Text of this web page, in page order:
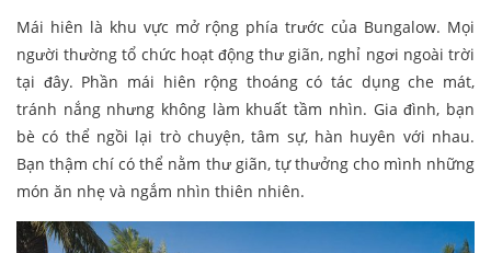
Mái hiên là khu vực mở rộng phía trước của Bungalow. Mọi
người thường tổ chức hoạt động thư giãn, nghỉ ngơi ngoài trời
tại đây. Phần mái hiên rộng thoáng có tác dụng che mát,
tránh nắng nhưng không làm khuất tầm nhìn. Gia đình, bạn
bè có thể ngồi lại trò chuyện, tâm sự, hàn huyên với nhau.
Bạn thậm chí có thể nằm thư giãn, tự thưởng cho mình những
món ăn nhẹ và ngắm nhìn thiên nhiên.